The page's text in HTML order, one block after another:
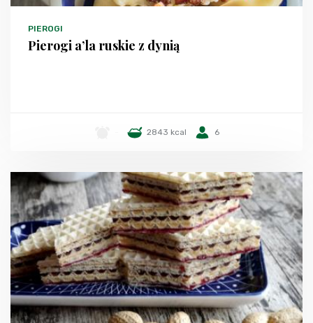
PIEROGI
Pierogi a’la ruskie z dynią
2843 kcal 6